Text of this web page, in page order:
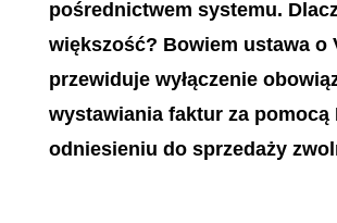
pośrednictwem systemu.
większość? Bowiem ustawa o
przewiduje wyłączenie
wystawiania faktur za pomocą
odniesieniu do sprzedaży